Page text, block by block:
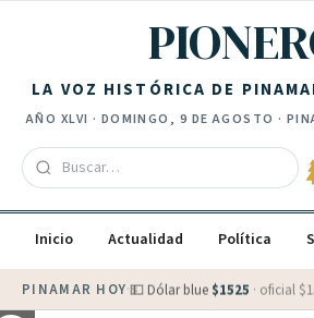
LA VOZ HISTÓRICA DE
AÑO XLVI · DOMINGO, 9 DE AGOSTO ·
Inicio Actualidad Política
PINAMAR HOY·💵 Dólar blue $1525 · oficial $